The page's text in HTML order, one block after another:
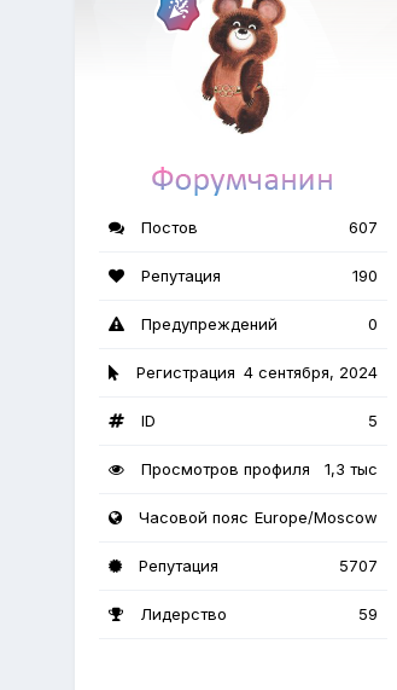
Постов 607
Репутация 190
Предупреждений 0
Регистрация 4 сентября, 2024
ID 5
Просмотров профиля 1,3 тыс
Часовой пояс Europe/Moscow
Репутация 5707
Лидерство 59